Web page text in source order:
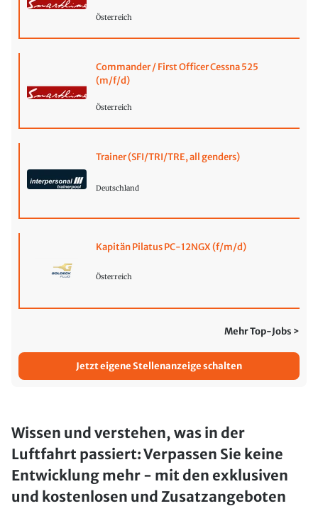
Österreich
Commander / First Officer Cessna 525
(m/f/d)
Österreich
Trainer (SFI/TRI/TRE, all genders)
Deutschland
Kapitän Pilatus PC-12NGX (f/m/d)
Österreich
Mehr Top-Jobs >
Jetzt eigene Stellenanzeige schalten
Wissen und verstehen, was in der
Luftfahrt passiert: Verpassen Sie keine
Entwicklung mehr - mit den exklusiven
und kostenlosen und Zusatzangeboten